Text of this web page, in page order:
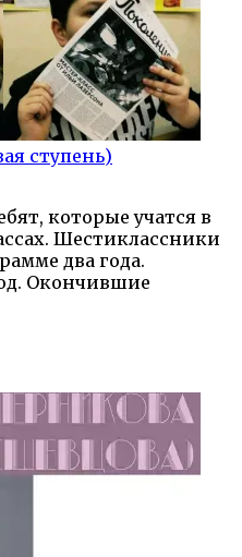
ступень)
которые учатся в
Шестиклассники
два года.
Окончившие